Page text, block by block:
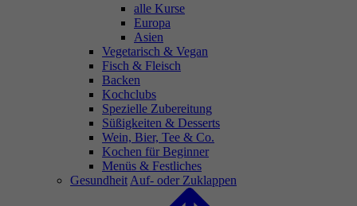
alle Kurse
Europa
Asien
Vegetarisch & Vegan
Fisch & Fleisch
Backen
Kochclubs
Spezielle Zubereitung
Süßigkeiten & Desserts
Wein, Bier, Tee & Co.
Kochen für Beginner
Menüs & Festliches
Gesundheit Auf- oder Zuklappen